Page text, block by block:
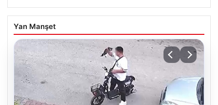
Yan Manşet